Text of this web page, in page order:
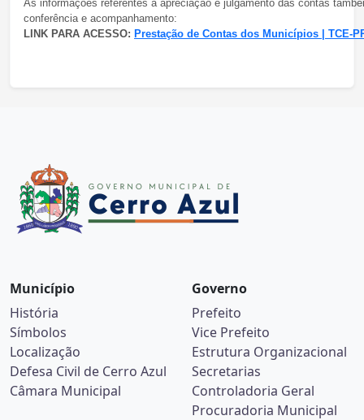
As informações referentes à apreciação e julgamento das contas
conferência e acompanhamento:
LINK PARA ACESSO: Prestação de Contas dos Municípios | TCE-
Município
História
Símbolos
Localização
Defesa Civil de Cerro Azul
Câmara Municipal
Governo
Prefeito
Vice Prefeito
Estrutura Organizacional
Secretarias
Controladoria Geral
Procuradoria Municipal